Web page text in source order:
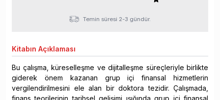
Temin süresi 2-3 gündür.
Kitabın Açıklaması
Bu çalışma, küreselleşme ve dijitalleşme süreçleriyle birlikte
giderek önem kazanan grup içi finansal hizmetlerin
vergilendirilmesini ele alan bir doktora tezidir. Çalışmada,